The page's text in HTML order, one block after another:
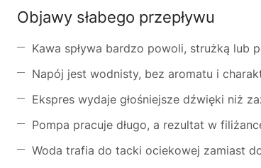
Objawy słabego przepływu
Kawa spływa bardzo powoli, strużką lub
Napój jest wodnisty, bez aromatu i
Ekspres wydaje głośniejsze dźwięki niż
Pompa pracuje długo, a rezultat w
Woda trafia do tacki ociekowej zamiast